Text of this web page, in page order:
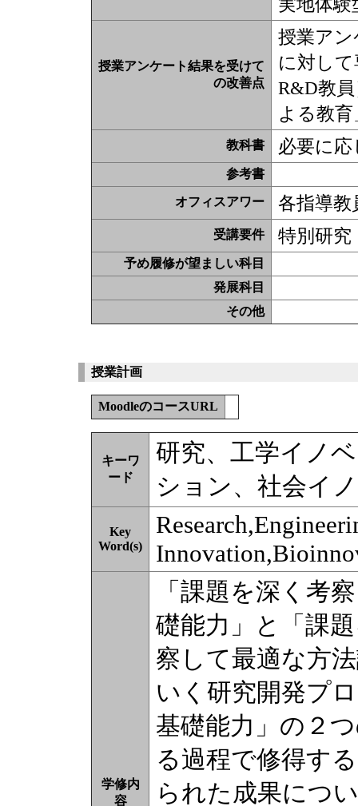
授業アンケート結果を受けて
の改善点
授業ア
に対し
R&D教
よる教
教科書 必要に
参考書
オフィスアワー 各指導
受講要件 特別研
予め履修が望ましい科目
発展科目
その他
授業計画
MoodleのコースURL
キーワ
ード
研究、工学イノ
ション、社会イ
Key
Word(s)
学修内
容
「課題を深く考
礎能力」と「課
察して最適な方
いく研究開発プ
基礎能力」の２
る過程で修得す
られた成果につ